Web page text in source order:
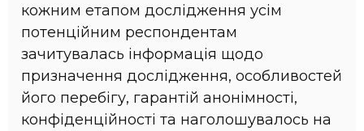
кожним етапом дослідження усім
потенційним респондентам
зачитувалась інформація щодо
призначення дослідження, особливостей
його перебігу, гарантій анонімності,
конфіденційності та наголошувалось на